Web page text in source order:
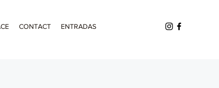
CONTACT ENTRADAS